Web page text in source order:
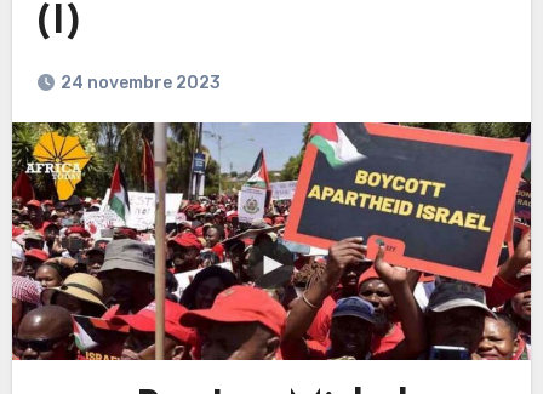
(I)
24 novembre 2023